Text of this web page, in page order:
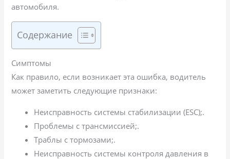
автомобиля.
Содержание
Симптомы
Как правило, если возникает эта ошибка, водитель
может заметить следующие признаки:
Неисправность системы стабилизации (ESC);.
Проблемы с трансмиссией;.
Траблы с тормозами;.
Неисправность системы контроля давления в